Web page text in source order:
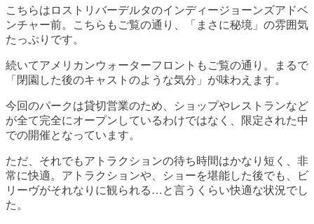
こちらはロストリバーデルタのインディージョーンズアドベ
ンチャー前。こちらもご覧の通り、「まさに秘境」の雰囲気
たっぷりです。
続いてアメリカンウォーターフロントもご覧の通り。まるで
「閉園した後のキャストのような気分」が味わえます。
今回のパークは貸切営業のため、ショップやレストランなど
が全て完全にオープンしているわけではなく、限定された中
での開催となっています。
ただ、それでもアトラクションの待ち時間はかなり短く、非
常に快適。アトラクションや、ショーを堪能した後でも、ビ
リーヴがそれなりに観られる…と言うくらい快適な状況でし
た。